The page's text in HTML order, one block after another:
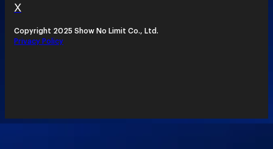
X
Copyright 2025 Show No Limit Co., Ltd.
Privacy Policy